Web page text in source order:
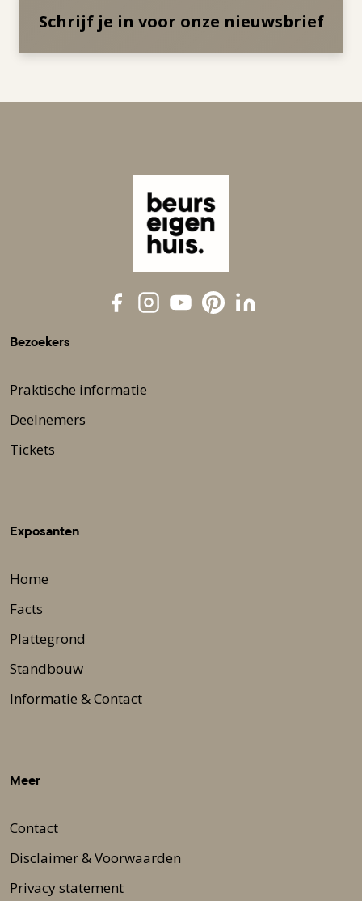
Schrijf je in voor onze nieuwsbrief
Bezoekers
Praktische informatie
Deelnemers
Tickets
Exposanten
Home
Facts
Plattegrond
Standbouw
Informatie & Contact
Meer
Contact
Disclaimer & Voorwaarden
Privacy statement